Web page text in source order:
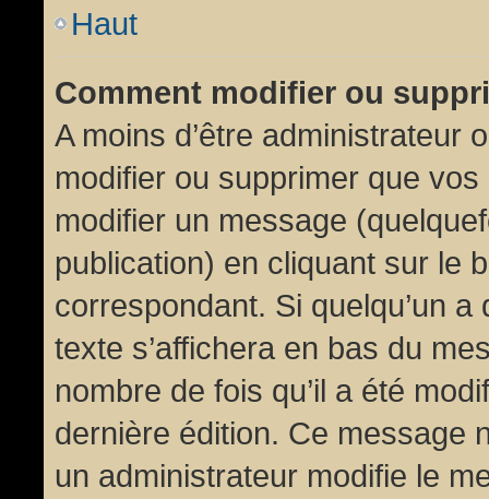
Haut
Comment modifier ou
A moins d’être administrateur
modifier ou supprimer que
modifier un message
publication) en cliquant sur le
correspondant. Si quelqu’un
texte s’affichera en bas du
nombre de fois qu’il a été
dernière édition. Ce message
un administrateur modifie le